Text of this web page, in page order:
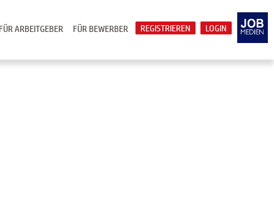
LOGIN
REGISTRIEREN
FÜR BEWERBER
FÜR ARBEITGEBER